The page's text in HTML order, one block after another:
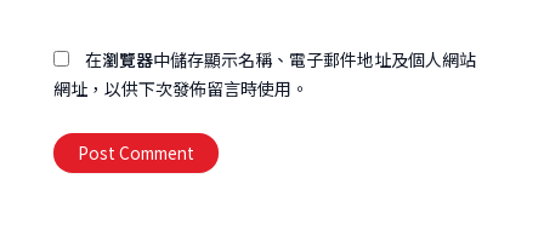
在瀏覽器中儲存顯示名稱、電子郵件地址及個人網站
網址，以供下次發佈留言時使用。